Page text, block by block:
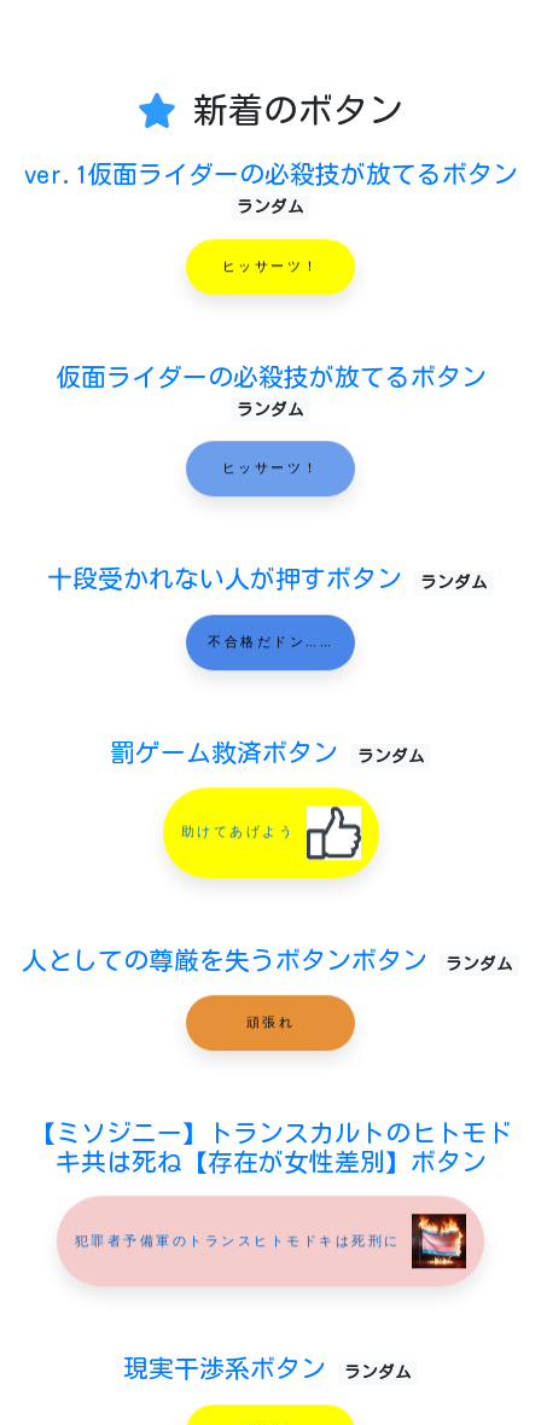
新着のボタン
ver.1仮面ライダーの必殺技が放てるボタン
ランダム
ヒッサーツ！
仮面ライダーの必殺技が放てるボタン
ランダム
ヒッサーツ！
十段受かれない人が押すボタン ランダム
不合格だドン……
罰ゲーム救済ボタン ランダム
助けてあげよう
人としての尊厳を失うボタンボタン ランダム
頑張れ
【ミソジニー】トランスカルトのヒトモド
キ共は死ね【存在が女性差別】ボタン
犯罪者予備軍のトランスヒトモドキは死刑に
現実干渉系ボタン ランダム